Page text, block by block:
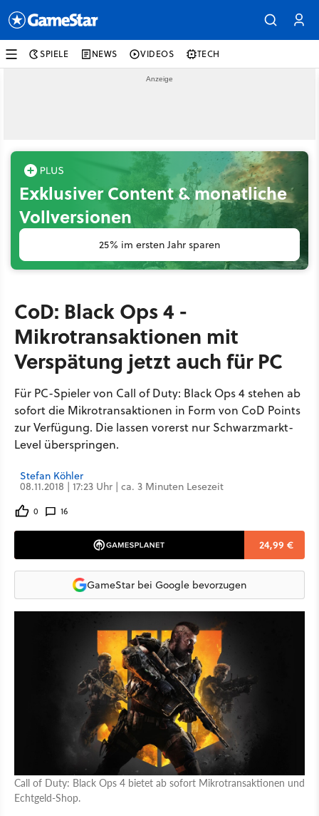
SPIELE NEWS VIDEOS TECH
Exklusiver Content & monatliche
Vollversionen
25% im ersten Jahr sparen
CoD: Black Ops 4 -
Mikrotransaktionen mit
Verspätung jetzt auch für PC
Für PC-Spieler von Call of Duty: Black Ops 4 stehen ab
sofort die Mikrotransaktionen in Form von CoD Points
zur Verfügung. Die lassen vorerst nur Schwarzmarkt-
Level überspringen.
Stefan Köhler
08.11.2018 | 17:23 Uhr | ca. 3 Minuten Lesezeit
0 16
24,99 €
GameStar bei Google bevorzugen
Call of Duty: Black Ops 4 bietet ab sofort Mikrotransaktionen und
Echtgeld-Shop.